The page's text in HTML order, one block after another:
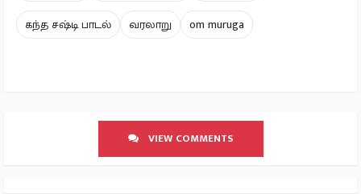
கந்த சஷ்டி பாடல்
வரலாறு om muruga
VIEW COMMENTS